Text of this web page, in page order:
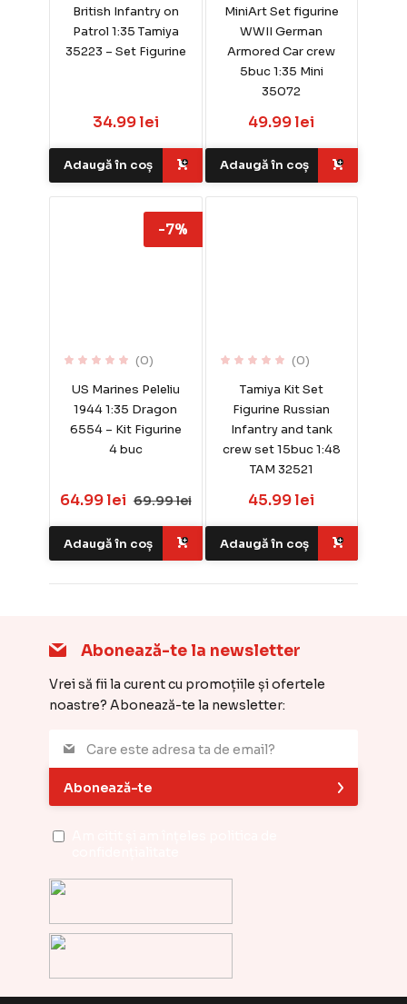
British Infantry on
Patrol 1:35 Tamiya
35223 – Set Figurine
34.99 lei
Adaugă în coș
MiniArt Set figurine
WWII German
Armored Car crew
5buc 1:35 Mini
35072
49.99 lei
Adaugă în coș
(0)
US Marines Peleliu
1944 1:35 Dragon
6554 – Kit Figurine
4 buc
64.99 lei 69.99 lei
-7%
Adaugă în coș
(0)
Tamiya Kit Set
Figurine Russian
Infantry and tank
crew set 15buc 1:48
TAM 32521
45.99 lei
Adaugă în coș
Abonează-te la newsletter
Vrei să fii la curent cu promoțiile și ofertele
noastre? Abonează-te la newsletter:
Abonează-te